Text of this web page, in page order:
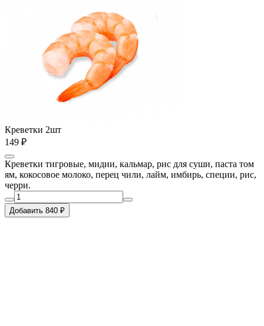
Креветки 2шт
149 ₽
Креветки тигровые, мидии, кальмар, рис для суши, паста том
ям, кокосовое молоко, перец чили, лайм, имбирь, специи, рис,
черри.
Добавить 840 ₽